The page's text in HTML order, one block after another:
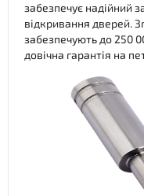
забезпечує надійний
відкривання дверей.
забезпечують до 250
довічна гарантія на